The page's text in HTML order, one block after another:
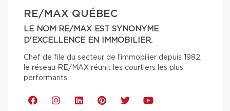
RE/MAX QUÉBEC
LE NOM RE/MAX EST SYNONYME
D'EXCELLENCE EN IMMOBILIER.
Chef de file du secteur de l'immobilier depuis 1982,
le réseau RE/MAX réunit les courtiers les plus
performants.